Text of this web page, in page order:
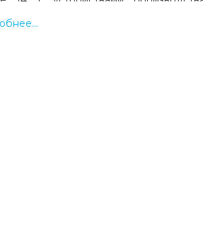
Код товара 17109. Выгодная
по Украине.